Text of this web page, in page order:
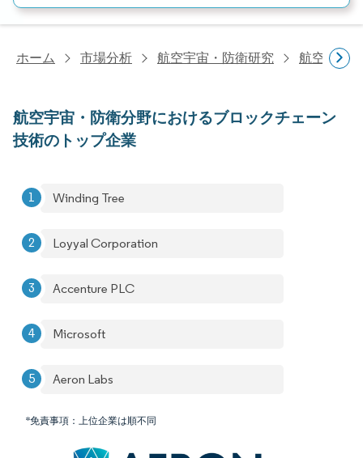
ホーム 市場分析 航空宇宙・防衛研究 航空宇宙
航空宇宙・防衛分野におけるブロックチェーン
技術のトップ企業
Winding Tree
Loyyal Corporation
Accenture PLC
Microsoft
Aeron Labs
*免責事項：上位企業は順不同